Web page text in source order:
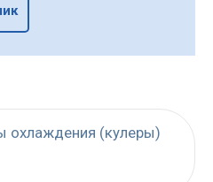
охлаждения (кулеры)